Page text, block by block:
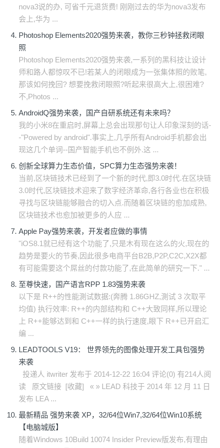
nova3说的办, 可省千元退货费! 刚刚过去的华为nova3发布
会上,华为 ...
Photoshop Elements2020强势来袭，教你三秒钟拯救闭眼
照
Photoshop Elements2020强势来袭,一系列的黑科技让设计
师和路人都惊叹不已!若某人的闭眼成为一张集体照的败笔,
那该如何挽回? 想要挽救闭眼照?听起来很高大上,很困难?
不,Photos ...
AndroidQ强势来袭，国产自研系统还有未来吗？
我的小米8在重启时,屏幕上总会出现那句让人印象深刻的话-
-"Powered by android".事实上,几乎所有Android手机都会出
现这几个单词--国产智能手机也不例外.这 ...
创新全球算力生态价值，SPC算力生态强势来袭！
当前,区块链技术已经到了一个新的时代,即3.0时代.在区块链
3.0时代,区块链技术迎来了数字经济革命,各行各业也在积极
寻找与区块链能够融合的切入点.而随着区块链的愈加成熟,
区块链技术也愈加被更多的人应 ...
Apple Pay强势来袭，开发者应做的事情
"iOS8.1就已经有这个功能了,只是木有现在这么的火,现在的
趋势是要火的节奏,因此很多电商平台B2B,P2P,C2C,X2X都
有可能需要这个屌丝的付款功能了,在此简单的研究一下." ...
至尊快速，国产语言RPP 1.83强势来袭
以下是 R++的性能測试数据:(奔腾 1.86GHZ,測试 3 次取平
均值) 执行效率: R++的内部结构和 C++大致同样,所以理论
上 R++能够达到和 C++一样的执行速度,眼下 R++已开启汇
编 ...
LEADTOOLS V19： 世界领先的图像处理开发工具包强势
来袭
投递人 itwriter 发布于 2014-12-22 16:04 评论(0) 有214人阅
读 原文链接 [收藏] « » LEAD 科技于 2014 年 12 月 11 日
发布 LEA ...
最新精品 强势来袭 XP，32/64位Win7,32/64位Win10系统
【电脑城版】
随着Windows 10Build 10074 Insider Preview版发布,有理由